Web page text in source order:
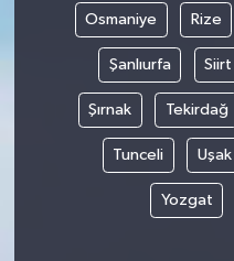
Osmaniye Rize
Şanlıurfa Siirt
Şırnak Tekirdağ
Tunceli Uşak
Yozgat